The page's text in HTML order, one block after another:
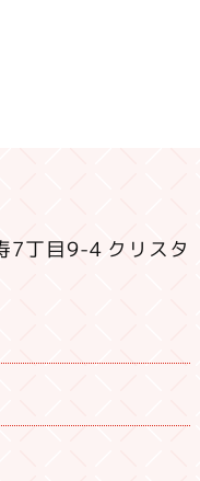
7丁目9-4 クリスタ